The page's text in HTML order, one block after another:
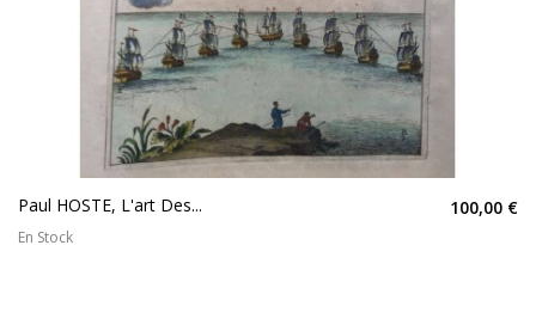
Paul HOSTE, L'art Des... 100,00 €
En Stock